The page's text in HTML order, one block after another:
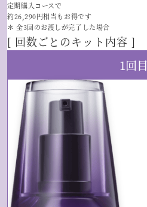
定期購入コースで
約26,290円相当も お得です
＊ 全3回のお渡しが完了した場合
[ 回数ごとのキット内容 ]
1回目